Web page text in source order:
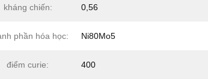
kháng chiến: 0,56
phần hóa học: Ni80Mo5
điểm curie: 400